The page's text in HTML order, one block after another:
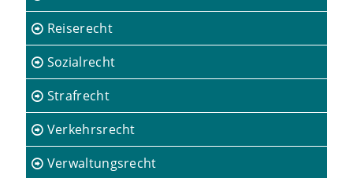
Reiserecht
Sozialrecht
Strafrecht
Verkehrsrecht
Verwaltungsrecht